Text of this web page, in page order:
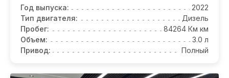
Год выпуска:
2022
Тип двигателя:
Дизель
Пробег:
84264 Км км
Объем:
3.0 л
Привод:
Полный